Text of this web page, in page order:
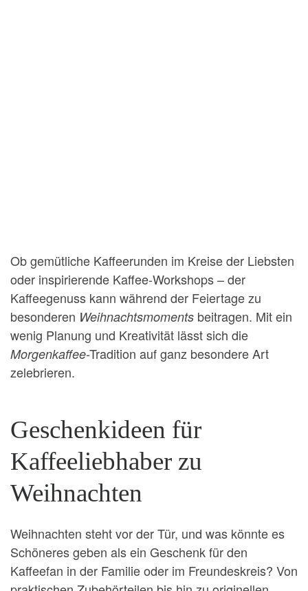
Ob gemütliche Kaffeerunden im Kreise der Liebsten
oder inspirierende Kaffee-Workshops – der
Kaffeegenuss kann während der Feiertage zu
besonderen Weihnachtsmoments beitragen. Mit ein
wenig Planung und Kreativität lässt sich die
Morgenkaffee-Tradition auf ganz besondere Art
zelebrieren.
Geschenkideen für
Kaffeeliebhaber zu
Weihnachten
Weihnachten steht vor der Tür, und was könnte es
Schöneres geben als ein Geschenk für den
Kaffeefan in der Familie oder im Freundeskreis? Von